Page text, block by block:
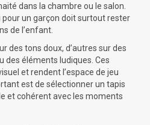
dans la chambre ou le salon.
pour un garçon doit surtout rester
de l’enfant.
des tons doux, d’autres sur des
des éléments ludiques. Ces
et rendent l’espace de jeu
est de sélectionner un tapis
et cohérent avec les moments